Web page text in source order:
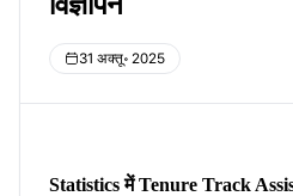
31 अक्तू॰ 2025
Statistics में Tenure Track